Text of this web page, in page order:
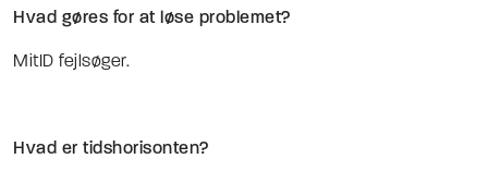
Hvad gøres for at løse problemet?
MitID fejlsøger.
Hvad er tidshorisonten?